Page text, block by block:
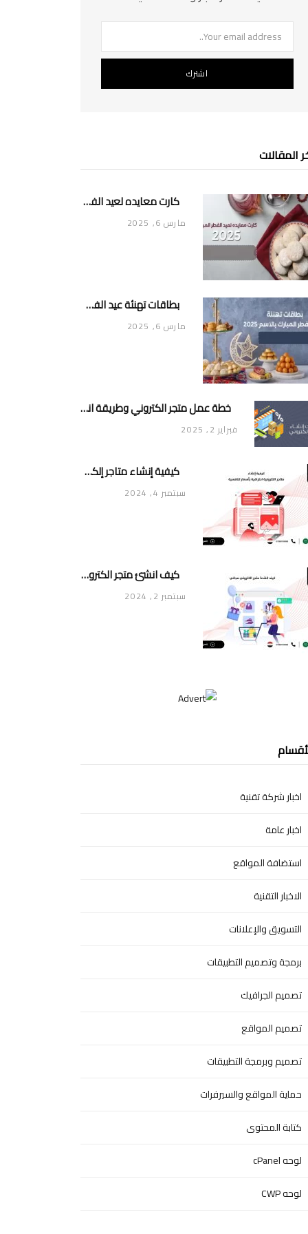
المقالات
كارت معايده لعيد الفطر المبارك 2025
مارس 6, 2025
بطاقات تهنئة عيد الفطر المبارك بالاسم 2025
مارس 6, 2025
خطة عمل متجر الكتروني وطريقة انشاء متجر خاص ناجح ومميز
فبراير 2, 2025
كيفية إنشاء متاجر إلكترونية احترافية بأسعار تنافسية
سبتمبر 4, 2024
كيف انشئ متجر الكتروني مجاني
سبتمبر 2, 2024
اخبار شركة تقنية
اخبار عامة
استضافة المواقع
الاخبار التقنية
التسويق والإعلانات
برمجة وتصميم التطبيقات
تصميم الجرافيك
تصميم المواقع
تصميم وبرمجة التطبيقات
حماية المواقع والسيرفرات
كتابة المحتوى
لوحه cPanel
لوحه CWP